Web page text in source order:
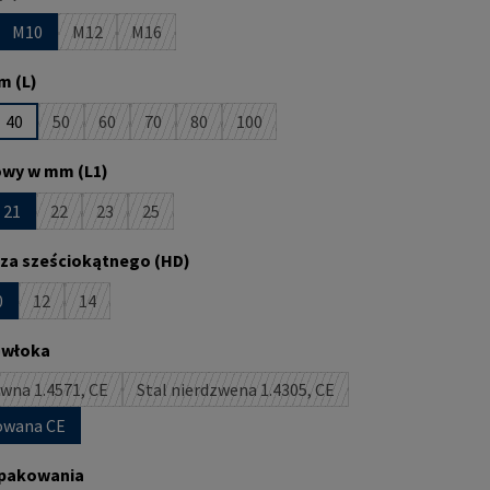
obecnie niedostępna.)
jest obecnie niedostępna.)
M10 M12
(Ta opcja jest obecnie niedostępna.)
M16
(Ta opcja jest obecnie niedostępna.)
(L)
obecnie niedostępna.)
40 50
(Ta opcja jest obecnie niedostępna.)
60
(Ta opcja jest obecnie niedostępna.)
70
(Ta opcja jest obecnie niedostępna.)
80
(Ta opcja jest obecnie niedostępna.)
100
(Ta opcja jest obecnie niedostępna.)
w mm (L1)
obecnie niedostępna.)
jest obecnie niedostępna.)
21 22
(Ta opcja jest obecnie niedostępna.)
23
(Ta opcja jest obecnie niedostępna.)
25
(Ta opcja jest obecnie niedostępna.)
sześciokątnego (HD)
niedostępna.)
jest obecnie niedostępna.)
12
(Ta opcja jest obecnie niedostępna.)
14
(Ta opcja jest obecnie niedostępna.)
1.4571, CE
(Ta opcja jest obecnie niedostępna.)
Stal nierdzwena 1.4305, CE
(Ta opcja jest obecnie niedostępna.)
CE